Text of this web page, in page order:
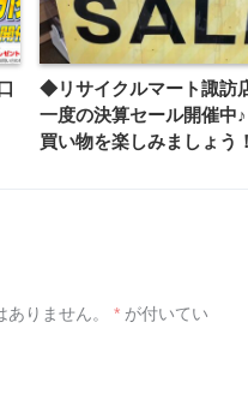
◆リサイクルマート諏訪
一度の決算セール開催中
買い物を楽しみましょう
りません。 * が付いてい